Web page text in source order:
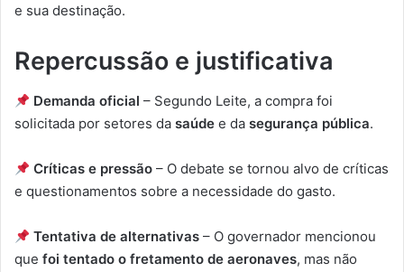
e sua destinação.
Repercussão e justificativa
Demanda oficial – Segundo Leite, a compra foi
solicitada por setores da saúde e da segurança pública.
Críticas e pressão – O debate se tornou alvo de críticas
e questionamentos sobre a necessidade do gasto.
Tentativa de alternativas – O governador mencionou
que foi tentado o fretamento de aeronaves, mas não